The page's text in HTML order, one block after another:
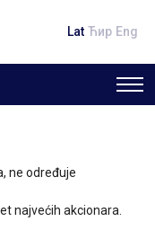
Lat Ћир Eng
ne određuje
najvećih akcionara.